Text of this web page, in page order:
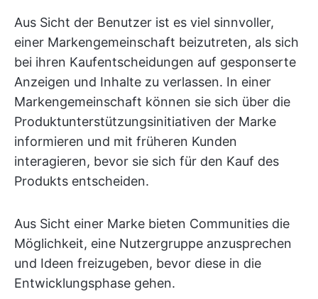
Aus Sicht der Benutzer ist es viel sinnvoller,
einer Markengemeinschaft beizutreten, als sich
bei ihren Kaufentscheidungen auf gesponserte
Anzeigen und Inhalte zu verlassen. In einer
Markengemeinschaft können sie sich über die
Produktunterstützungsinitiativen der Marke
informieren und mit früheren Kunden
interagieren, bevor sie sich für den Kauf des
Produkts entscheiden.
Aus Sicht einer Marke bieten Communities die
Möglichkeit, eine Nutzergruppe anzusprechen
und Ideen freizugeben, bevor diese in die
Entwicklungsphase gehen.